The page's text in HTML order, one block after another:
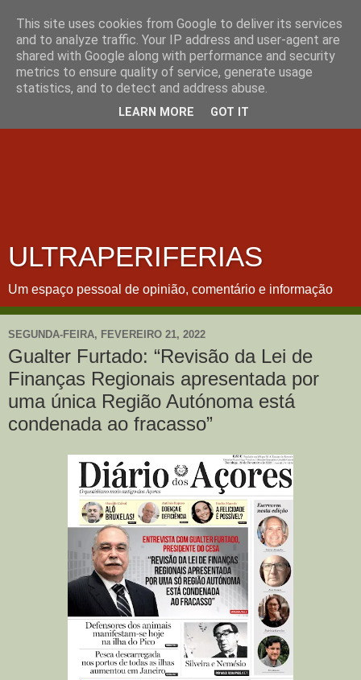
ULTRAPERIFERIAS
Um espaço pessoal de opinião, comentário e informação
SEGUNDA-FEIRA, FEVEREIRO 21, 2022
Gualter Furtado: “Revisão da Lei de
Finanças Regionais apresentada por
uma única Região Autónoma está
condenada ao fracasso”
This site uses cookies from Google to deliver its services
and to analyze traffic. Your IP address and user-agent are
shared with Google along with performance and security
metrics to ensure quality of service, generate usage
statistics, and to detect and address abuse.
LEARN MORE GOT IT